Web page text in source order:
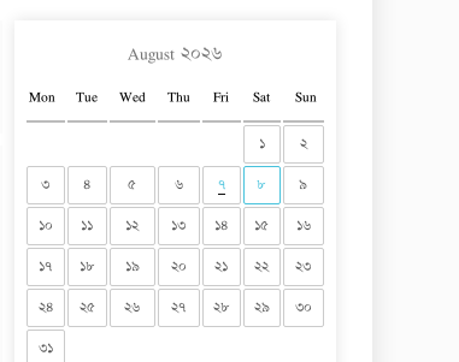
August ২০২৬
Mon Tue Wed Thu Fri Sat Sun
১
২
৩
৪ ৫ ৬ ৭ ৮
৯
১০
১১ ১২ ১৩ ১৪ ১৫
১৬
১৭
১৮ ১৯ ২০ ২১ ২২
২৩
২৪
২৫ ২৬ ২৭ ২৮ ২৯
৩০
৩১